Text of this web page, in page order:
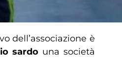
dell’associazione è
sardo una società